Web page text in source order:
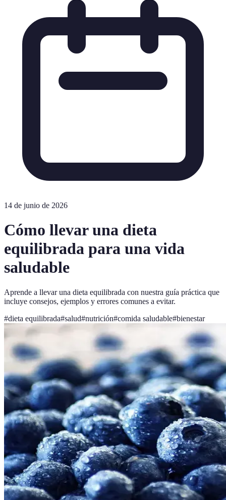
14 de junio de 2026
Cómo llevar una dieta
equilibrada para una vida
saludable
Aprende a llevar una dieta equilibrada con nuestra guía práctica que
incluye consejos, ejemplos y errores comunes a evitar.
#dieta equilibrada#salud#nutrición#comida saludable#bienestar